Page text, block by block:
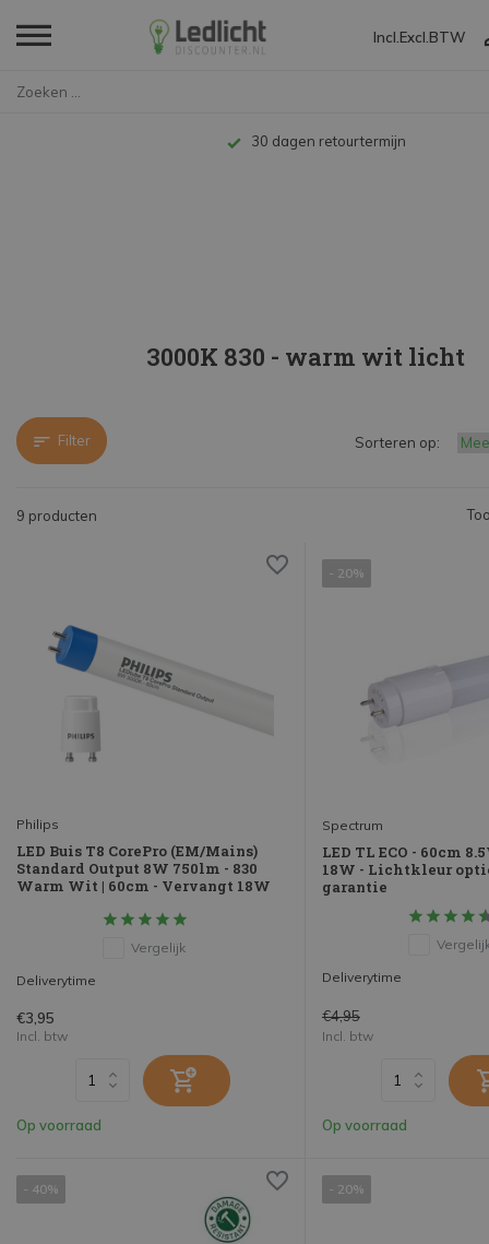
Incl. Excl. BTW
Tot 10 jaar garantie
3000K 830 - warm wit licht
Filter
9 producten
Sorteren op:
Philips
LED Buis T8 CorePro (EM/Mains)
Standard Output 8W 750lm - 830
Warm Wit | 60cm - Vervangt 18W
Vergelijk
Deliverytime
€3,95
Incl. btw
Op voorraad
- 20%
Spectrum
LED TL ECO - 60cm
18W - Lichtkleur
garantie
Deliverytime
€4,95
Incl. btw
Op voorraad
- 40% - 20%